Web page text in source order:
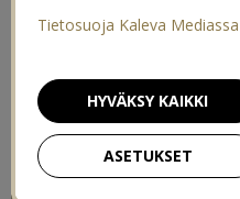
Tietosuoja Kaleva Mediassa
ASETUKSET
HYVÄKSY KAIKKI